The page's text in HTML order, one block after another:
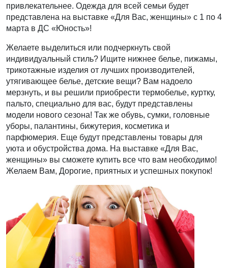
привлекательнее. Одежда для всей семьи будет
представлена на выставке «Для Вас, женщины» с 1 по 4
марта в ДС «Юность»!
Желаете выделиться или подчеркнуть свой
индивидуальный стиль? Ищите нижнее белье, пижамы,
трикотажные изделия от лучших производителей,
утягивающее белье, детские вещи? Вам надоело
мерзнуть, и вы решили приобрести термобелье, куртку,
пальто, специально для вас, будут представлены
модели нового сезона! Так же обувь, сумки, головные
уборы, палантины, бижутерия, косметика и
парфюмерия. Еще будут представлены товары для
уюта и обустройства дома. На выставке «Для Вас,
женщины» вы сможете купить все что вам необходимо!
Желаем Вам, Дорогие, приятных и успешных покупок!